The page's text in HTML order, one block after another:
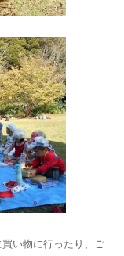
い物に行ったり、ご